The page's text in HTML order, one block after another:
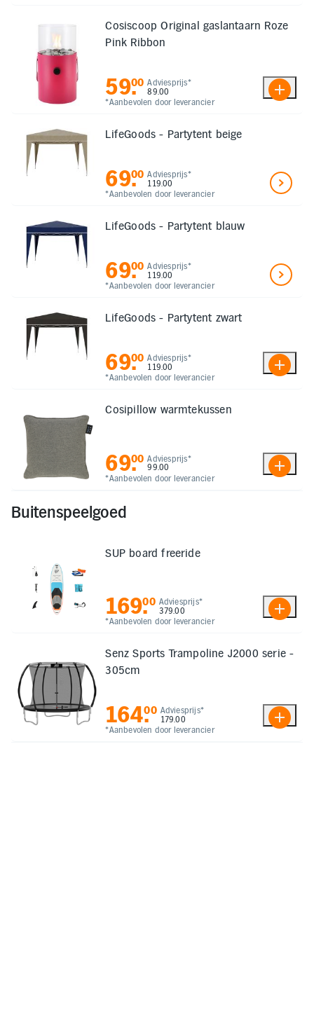
Cosiscoop Original gaslantaarn Roze
Pink Ribbon
Adviesprijs*
89.00
*Aanbevolen door leverancier
59.
00
LifeGoods - Partytent beige
Adviesprijs*
119.00
*Aanbevolen door leverancier
69.
00
LifeGoods - Partytent blauw
Adviesprijs*
119.00
*Aanbevolen door leverancier
69.
00
LifeGoods - Partytent zwart
Adviesprijs*
119.00
*Aanbevolen door leverancier
69.
00
Cosipillow warmtekussen
Adviesprijs*
99.00
*Aanbevolen door leverancier
69.
00
Buitenspeelgoed
SUP board freeride
Adviesprijs*
379.00
*Aanbevolen door leverancier
169.
00
Senz Sports Trampoline J2000 serie -
305cm
Adviesprijs*
179.00
*Aanbevolen door leverancier
164.
00